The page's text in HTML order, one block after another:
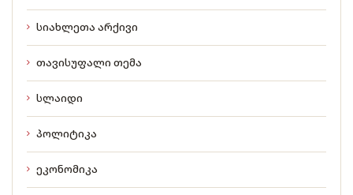
სიახლეთა არქივი
თავისუფალი თემა
სლაიდი
პოლიტიკა
ეკონომიკა